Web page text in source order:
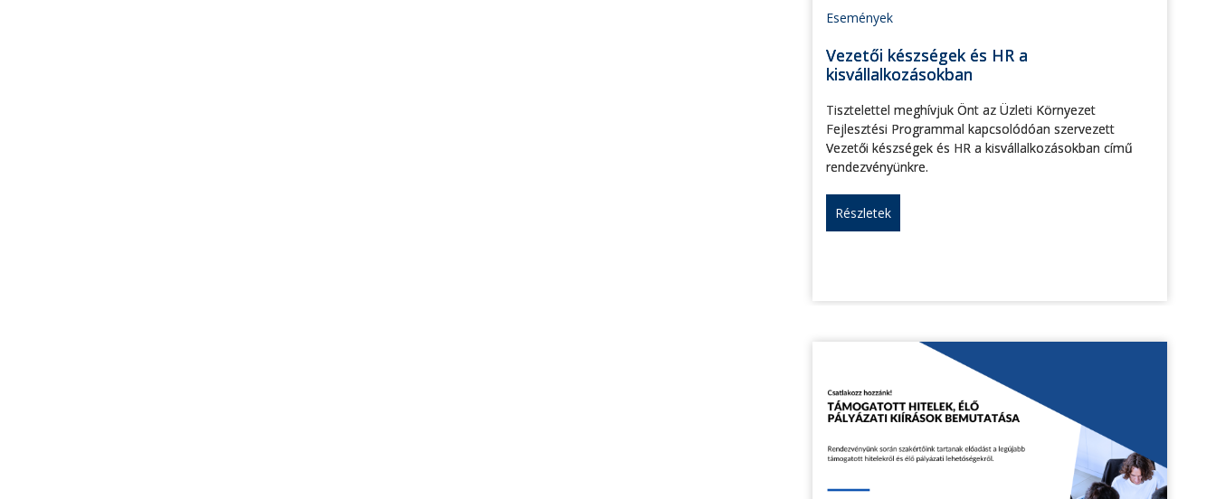
Események
Vezetői készségek és HR a
kisvállalkozásokban
Tisztelettel meghívjuk Önt az Üzleti Környezet
Fejlesztési Programmal kapcsolódóan szervezett
Vezetői készségek és HR a kisvállalkozásokban című
rendezvényünkre.
Részletek